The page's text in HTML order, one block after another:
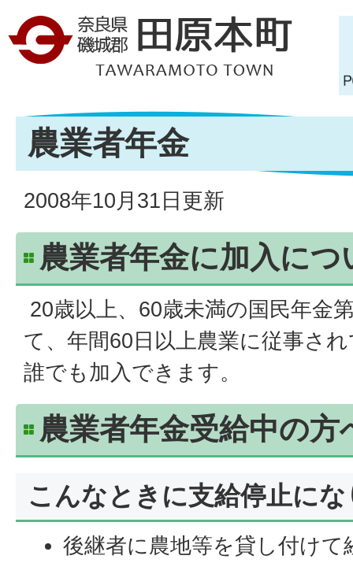
農業者年金
2008年10月31日更新
農業者年金に加入につ
20歳以上、60歳未満の国民年金
て、年間60日以上農業に従事さ
誰でも加入できます。
農業者年金受給中の方
こんなときに支給停止に
後継者に農地等を貸し付けて